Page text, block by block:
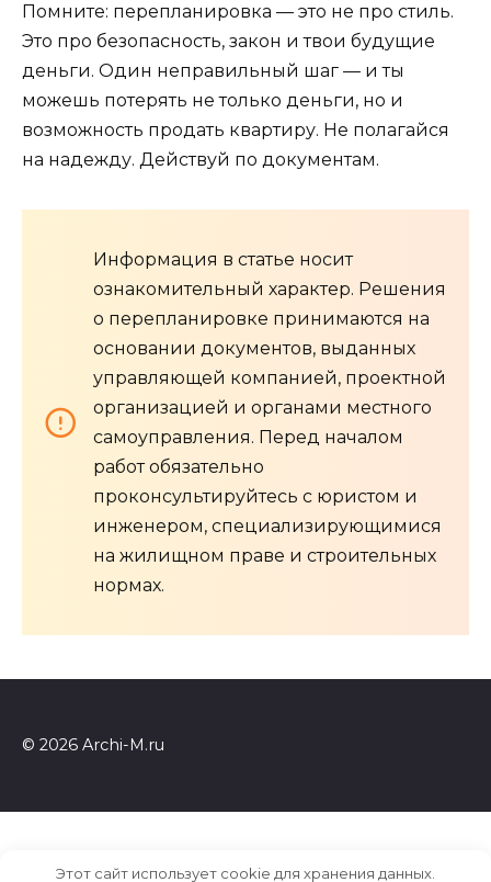
Помните: перепланировка — это не про стиль.
Это про безопасность, закон и твои будущие
деньги. Один неправильный шаг — и ты
можешь потерять не только деньги, но и
возможность продать квартиру. Не полагайся
на надежду. Действуй по документам.
Информация в статье носит
ознакомительный характер. Решения
о перепланировке принимаются на
основании документов, выданных
управляющей компанией, проектной
организацией и органами местного
самоуправления. Перед началом
работ обязательно
проконсультируйтесь с юристом и
инженером, специализирующимися
на жилищном праве и строительных
нормах.
© 2026 Archi-M.ru
Этот сайт использует cookie для хранения данных.